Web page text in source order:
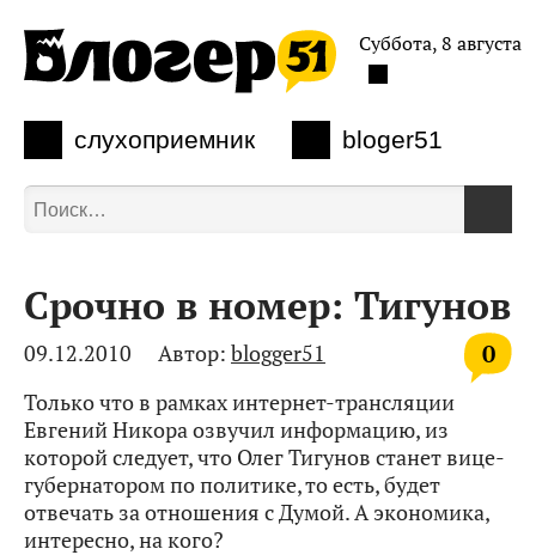
слухоприемник bloger51
Суббота, 8 августа
Срочно в номер: Тигунов
0
09.12.2010 Автор: blogger51
Только что в рамках интернет-трансляции
Евгений Никора озвучил информацию, из
которой следует, что Олег Тигунов станет вице-
губернатором по политике, то есть, будет
отвечать за отношения с Думой. А экономика,
интересно, на кого?